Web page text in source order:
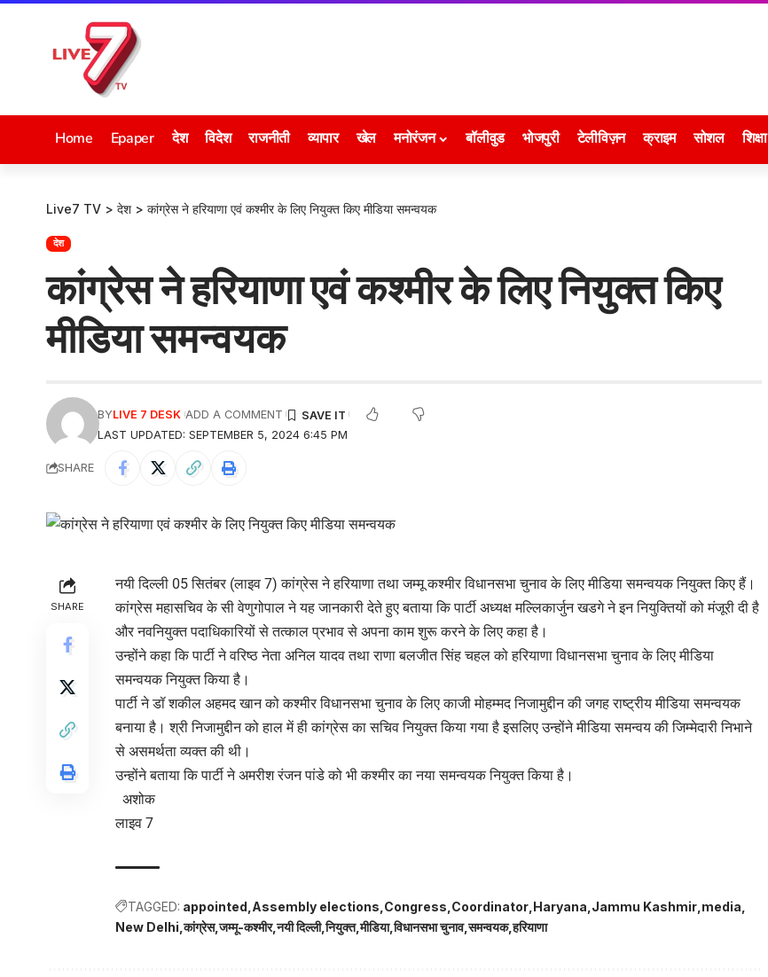
Home Epaper देश विदेश राजनीती व्यापार खेल मनोरंजन बॉलीवुड भोजपुरी टेलीविज़न क्राइम सोशल शिक्षा
Live7 TV > देश > कांग्रेस ने हरियाणा एवं कश्मीर के लिए नियुक्त किए मीडिया समन्वयक
देश
कांग्रेस ने हरियाणा एवं कश्मीर के लिए नियुक्त किए
मीडिया समन्वयक
LAST UPDATED: SEPTEMBER 5, 2024 6:45 PM
BYLIVE 7 DESK ADD A COMMENT
SHARE
SHARE
नयी दिल्ली 05 सितंबर (लाइव 7) कांग्रेस ने हरियाणा तथा जम्मू कश्मीर विधानसभा चुनाव के लिए मीडिया समन्वयक नियुक्त किए हैं।
कांग्रेस महासचिव के सी वेणुगोपाल ने यह जानकारी देते हुए बताया कि पार्टी अध्यक्ष मल्लिकार्जुन खडगे ने इन नियुक्तियों को मंजूरी दी है
और नवनियुक्त पदाधिकारियों से तत्काल प्रभाव से अपना काम शुरू करने के लिए कहा है।
उन्होंने कहा कि पार्टी ने वरिष्ठ नेता अनिल यादव तथा राणा बलजीत सिंह चहल को हरियाणा विधानसभा चुनाव के लिए मीडिया
समन्वयक नियुक्त किया है।
पार्टी ने डॉ शकील अहमद खान को कश्मीर विधानसभा चुनाव के लिए काजी मोहम्मद निजामुद्दीन की जगह राष्ट्रीय मीडिया समन्वयक
बनाया है। श्री निजामुद्दीन को हाल में ही कांग्रेस का सचिव नियुक्त किया गया है इसलिए उन्होंने मीडिया समन्वय की जिम्मेदारी निभाने
से असमर्थता व्यक्त की थी।
उन्होंने बताया कि पार्टी ने अमरीश रंजन पांडे को भी कश्मीर का नया समन्वयक नियुक्त किया है।
अशोक
लाइव 7
TAGGED: appointed Assembly elections Congress Coordinator Haryana Jammu Kashmir media
New Delhi कांग्रेस जम्मू-कश्मीर नयी दिल्ली नियुक्त मीडिया विधानसभा चुनाव समन्वयक हरियाणा